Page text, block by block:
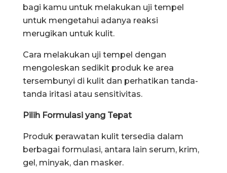
bagi kamu untuk melakukan uji tempel
untuk mengetahui adanya reaksi
merugikan untuk kulit.
Cara melakukan uji tempel dengan
mengoleskan sedikit produk ke area
tersembunyi di kulit dan perhatikan tanda-
tanda iritasi atau sensitivitas.
Pilih Formulasi yang Tepat
Produk perawatan kulit tersedia dalam
berbagai formulasi, antara lain serum, krim,
gel, minyak, dan masker.